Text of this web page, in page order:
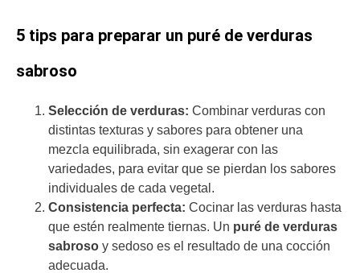
5 tips para preparar un puré de verduras
sabroso
Selección de verduras: Combinar verduras con
distintas texturas y sabores para obtener una
mezcla equilibrada, sin exagerar con las
variedades, para evitar que se pierdan los sabores
individuales de cada vegetal.
Consistencia perfecta: Cocinar las verduras hasta
que estén realmente tiernas. Un puré de verduras
sabroso y sedoso es el resultado de una cocción
adecuada.